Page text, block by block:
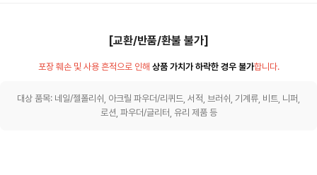
[교환/반품/환불 불가]
포장 훼손 및 사용 흔적으로 인해 상품 가치가 하락한 경우 불가합니다.
대상 품목: 네일/젤폴리쉬, 아크릴 파우더/리퀴드, 서적, 브러쉬, 기계류, 비트, 니퍼,
로션, 파우더/글리터, 유리 제품 등